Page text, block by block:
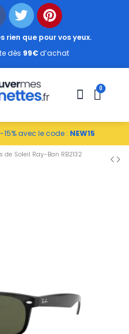
rien que pour vos yeux.
dès 99€d’achat
-15% avec le code : NEW15
de Soleil Ray-Ban RB2132